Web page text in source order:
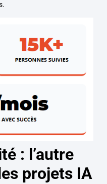
: l’autre
projets IA